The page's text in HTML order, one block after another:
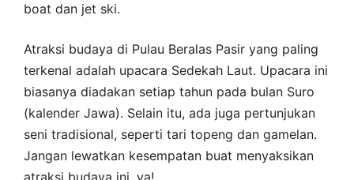
boat dan jet ski.
Atraksi budaya di Pulau Beralas Pasir yang paling
terkenal adalah upacara Sedekah Laut. Upacara ini
biasanya diadakan setiap tahun pada bulan Suro
(kalender Jawa). Selain itu, ada juga pertunjukan
seni tradisional, seperti tari topeng dan gamelan.
Jangan lewatkan kesempatan buat menyaksikan
atraksi budaya ini, ya!